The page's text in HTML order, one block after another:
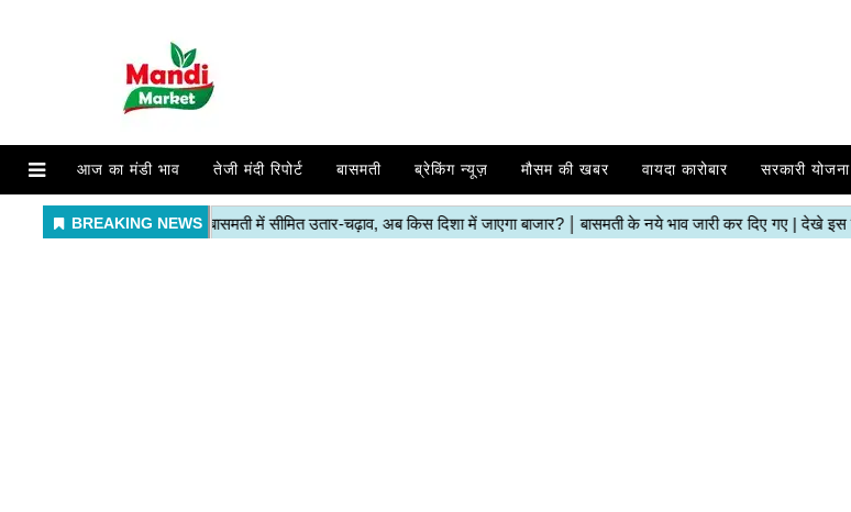
आज का मंडी भाव तेजी मंदी रिपोर्ट बासमती ब्रेकिंग न्यूज़ मौसम की खबर वायदा कारोबार सरकारी योजना